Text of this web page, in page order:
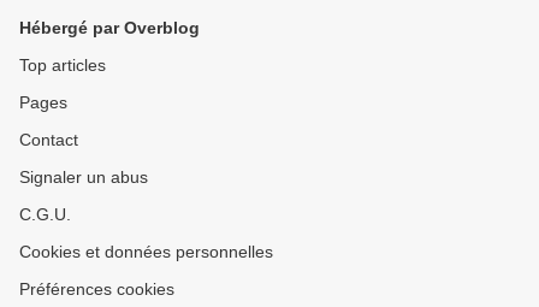
Hébergé par Overblog
Top articles
Pages
Contact
Signaler un abus
C.G.U.
Cookies et données personnelles
Préférences cookies